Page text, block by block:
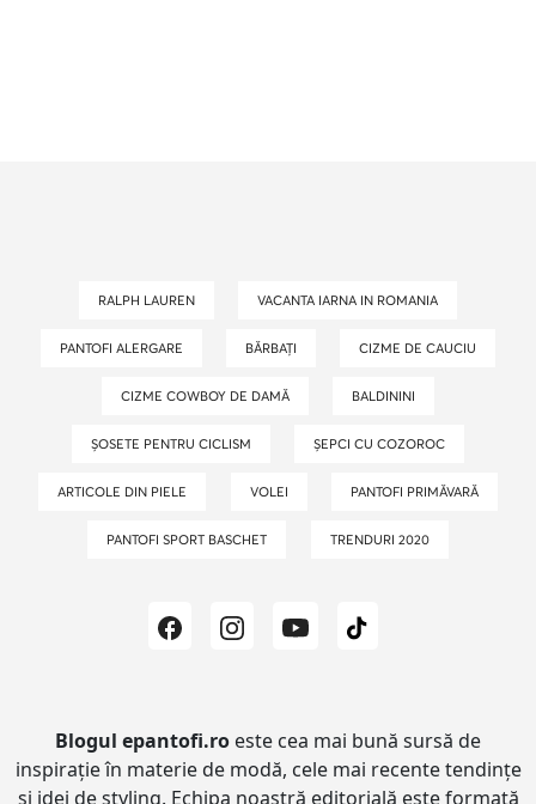
RALPH LAUREN VACANTA IARNA IN ROMANIA
PANTOFI ALERGARE BĂRBAȚI CIZME DE CAUCIU
CIZME COWBOY DE DAMĂ BALDININI
ȘOSETE PENTRU CICLISM ȘEPCI CU COZOROC
ARTICOLE DIN PIELE VOLEI PANTOFI PRIMĂVARĂ
PANTOFI SPORT BASCHET TRENDURI 2020
Blogul epantofi.ro este cea mai bună sursă de
inspirație în materie de modă, cele mai recente tendințe
și idei de styling. Echipa noastră editorială este formată